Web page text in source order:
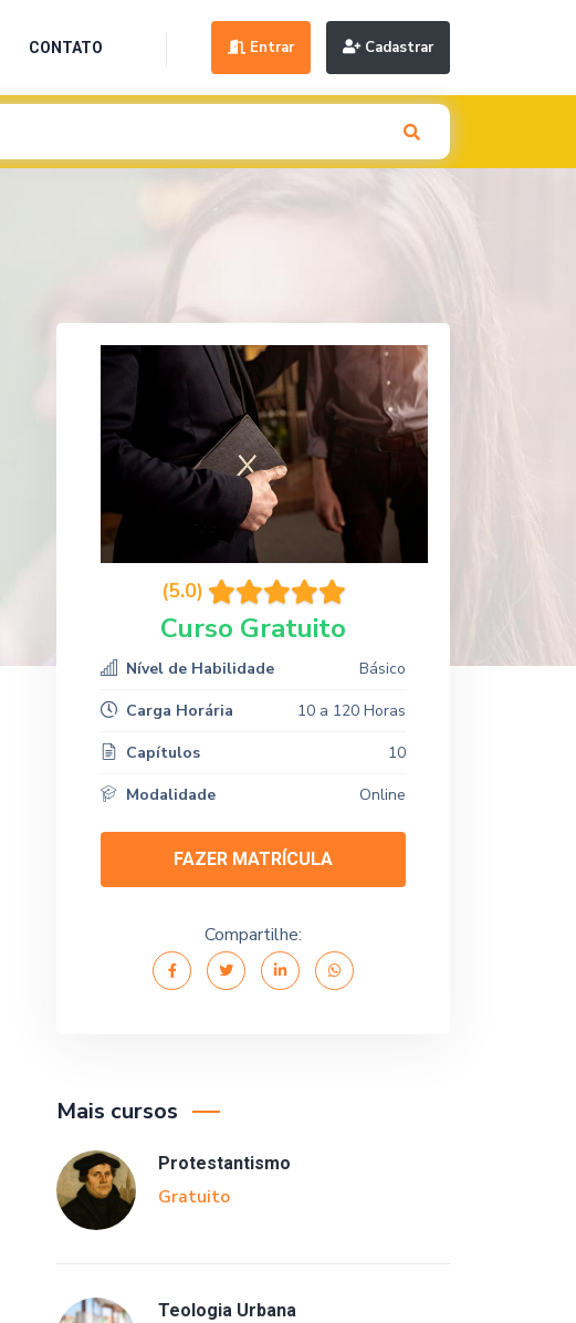
CONTATO Entrar Cadastrar
(5.0)
Curso Gratuito
Nível de Habilidade
Básico
Carga Horária
10 a 120 Horas
Capítulos
10
Modalidade
Online
FAZER MATRÍCULA
Compartilhe:
Mais cursos
Protestantismo
Gratuito
Teologia Urbana